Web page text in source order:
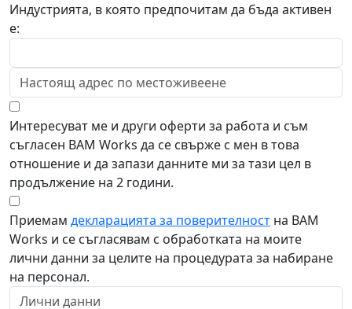
Индустрията, в която предпочитам да бъда активен
е:
Интересуват ме и други оферти за работа и съм
съгласен BAM Works да се свърже с мен в това
отношение и да запази данните ми за тази цел в
продължение на 2 години.
Приемам декларацията за поверителност на BAM
Works и се съгласявам с обработката на моите
лични данни за целите на процедурата за набиране
на персонал.